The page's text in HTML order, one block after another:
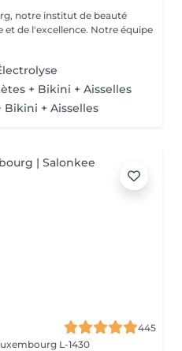
notre institut de beauté
Notre équipe
+ Bikini + Aisselles
Bikini + Aisselles
445
L-1430